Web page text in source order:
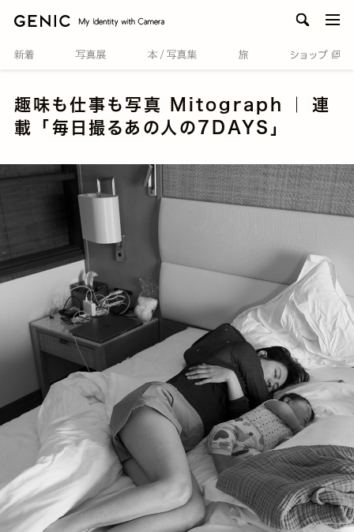
趣味も仕事も写真 Mitograph ｜ 連
載 「毎日撮るあの人の7DAYS」